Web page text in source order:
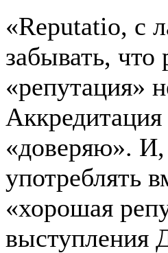
«Reputatio, с
забывать, что
«репутация»
«доверяю».
употреблять
«хорошая
выступления